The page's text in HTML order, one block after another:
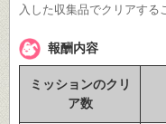
入した収集品でクリアする
報酬内容
ミッションのクリ
ア数